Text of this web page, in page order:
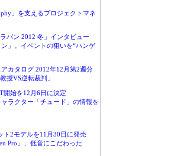
」を支えるプロジェクトマネ
バン 2012 冬」インタビュー
」。イベントの狙いを“ハンゲ
カタログ 2012年12月第2週分
授VS逆転裁判」
開始を12月6日に決定
ラクター「チュード」の情報を
ト2モデルを11月30日に発売
Pro」、低音にこだわった